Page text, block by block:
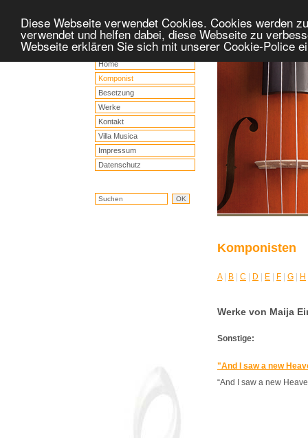
Diese Webseite verwendet Cookies. Cookies werden
verwendet und helfen dabei, diese Webseite zu
Webseite erklären Sie sich mit unserer Cookie-Police
Home
Komponist
Besetzung
Werke
Kontakt
Villa Musica
Impressum
Datenschutz
Komponisten
A| B C D E F G H
Werke von Maija
Sonstige:
"And I saw a new
“And I saw a new